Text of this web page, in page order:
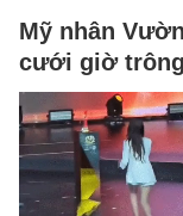
Mỹ nhân
cưới giờ